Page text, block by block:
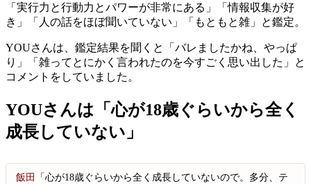
「実行力と行動力とパワーが非常にある」「情報収集が好
き」「人の話をほぼ聞いていない」「もともと雑」と鑑定。
YOUさんは、鑑定結果を聞くと「バレましたかね、やっぱ
り」「雑ってとにかく言われたのを今すごく思い出した」と
コメントをしていました。
YOUさんは「心が18歳ぐらいから全く
成長していない」
飯田
「心が18歳ぐらいから全く成長していないので。多分、テ